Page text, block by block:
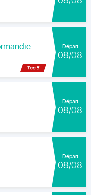
Départ
08/08
Départ
08/08
Départ
08/08